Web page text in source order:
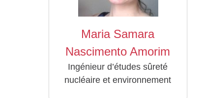
Maria Samara
Nascimento Amorim
Ingénieur d’études sûreté
nucléaire et environnement